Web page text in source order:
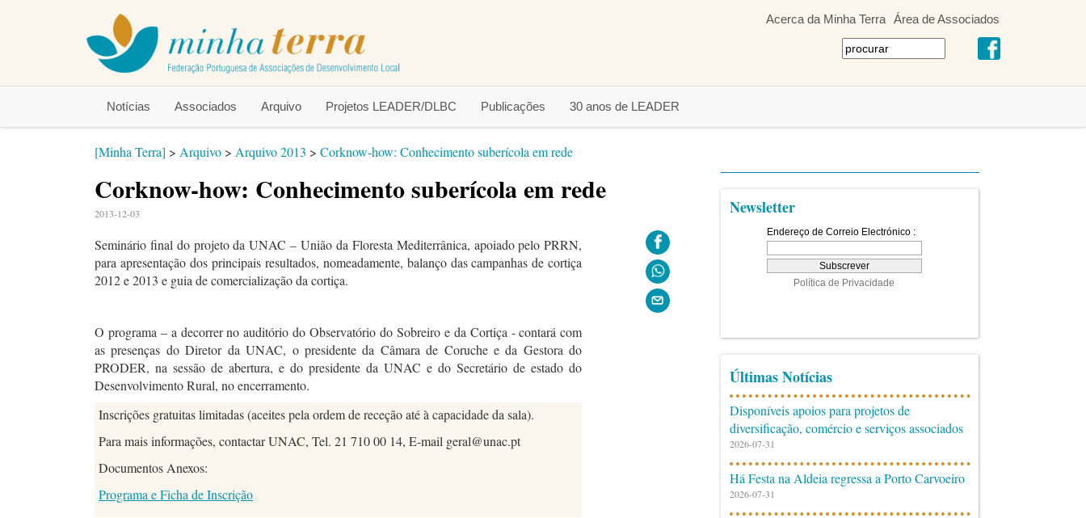
Acerca da Minha Terra Área de Associados
Notícias Associados Arquivo Projetos LEADER/DLBC Publicações 30 anos de LEADER
[Minha Terra] > Arquivo > Arquivo 2013 > Corknow-how: Conhecimento suberícola em rede
Corknow-how: Conhecimento suberícola em rede
2013-12-03
Seminário final do projeto da UNAC – União da Floresta Mediterrânica, apoiado pelo PRRN,
para apresentação dos principais resultados, nomeadamente, balanço das campanhas de cortiça
2012 e 2013 e guia de comercialização da cortiça.
O programa – a decorrer no auditório do Observatório do Sobreiro e da Cortiça - contará com
as presenças do Diretor da UNAC, o presidente da Câmara de Coruche e da Gestora do
PRODER, na sessão de abertura, e do presidente da UNAC e do Secretário de estado do
Desenvolvimento Rural, no encerramento.
Inscrições gratuitas limitadas (aceites pela ordem de receção até à capacidade da sala).
Para mais informações, contactar UNAC, Tel. 21 710 00 14, E-mail geral@unac.pt
Documentos Anexos:
Programa e Ficha de Inscrição
Newsletter
Últimas Notícias
Disponíveis apoios para projetos de
diversificação, comércio e serviços associados
2026-07-31
Há Festa na Aldeia regressa a Porto Carvoeiro
2026-07-31